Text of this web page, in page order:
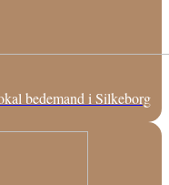
bedemand i Silkeborg